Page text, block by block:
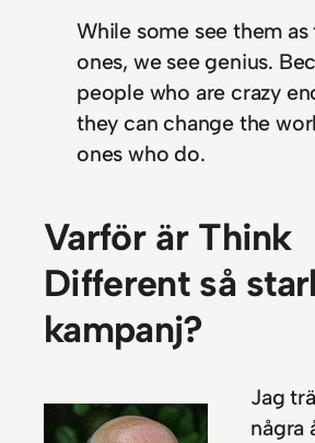
While some see them as
ones, we see genius.
people who are crazy
they can change the
ones who do.
Varför är Think
Different så
kampanj?
Jag
några